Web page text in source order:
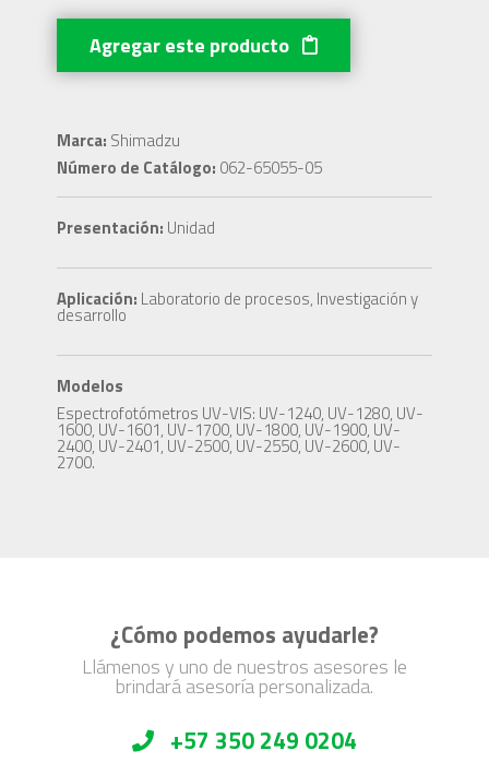
Agregar este producto
Marca: Shimadzu
Número de Catálogo: 062-65055-05
Presentación: Unidad
Aplicación: Laboratorio de procesos, Investigación y
desarrollo
Modelos
Espectrofotómetros UV-VIS: UV-1240, UV-1280, UV-
1600, UV-1601, UV-1700, UV-1800, UV-1900, UV-
2400, UV-2401, UV-2500, UV-2550, UV-2600, UV-
2700.
¿Cómo podemos ayudarle?
Llámenos y uno de nuestros asesores le
brindará asesoría personalizada.
+57 350 249 0204